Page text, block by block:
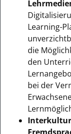
Learning-
die
den
bei der